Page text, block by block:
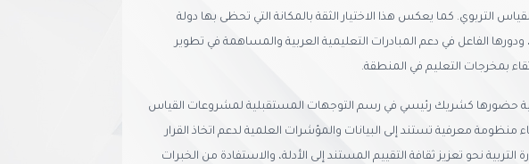
التربوي. كما يعكس هذا الاختيار الثقة بالمكانة التي تحظى بها دولة
الفاعل في دعم المبادرات التعليمية العربية والمساهمة في تطوير
بمخرجات التعليم في المنطقة.
حضورها كشريك رئيسي في رسم التوجهات المستقبلية لمشروعات القياس
منظومة معرفية تستند إلى البيانات والمؤشرات العلمية لدعم اتخاذ القرار
نحو تعزيز ثقافة التقييم المستند إلى الأدلة، والاستفادة من الخبرات